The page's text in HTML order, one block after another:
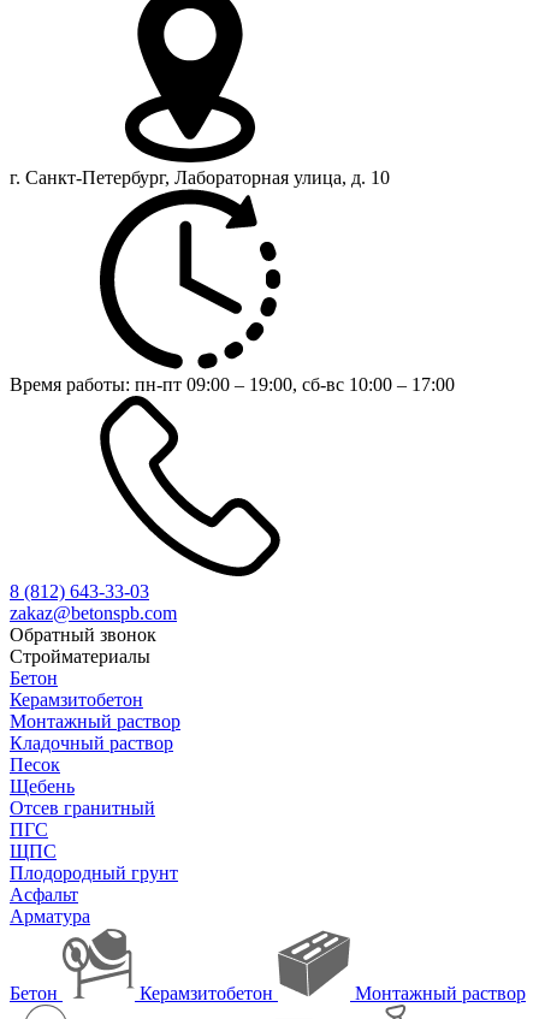
г. Санкт-Петербург, Лабораторная улица, д. 10
Время работы: пн-пт 09:00 – 19:00, сб-вс 10:00 – 17:00
8 (812) 643-33-03
zakaz@betonspb.com
Обратный звонок
Стройматериалы
Бетон
Керамзитобетон
Монтажный раствор
Кладочный раствор
Песок
Щебень
Отсев гранитный
ПГС
ЩПС
Плодородный грунт
Асфальт
Арматура
Бетон Керамзитобетон Монтажный раствор